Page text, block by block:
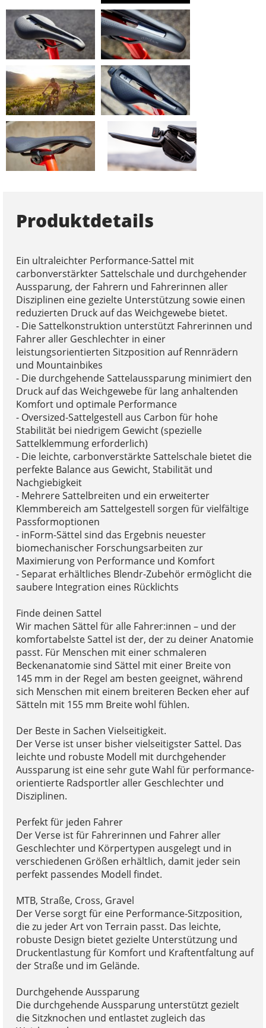
Produktdetails
Ein ultraleichter Performance-Sattel mit
carbonverstärkter Sattelschale und durchgehender
Aussparung, der Fahrern und Fahrerinnen aller
Disziplinen eine gezielte Unterstützung sowie einen
reduzierten Druck auf das Weichgewebe bietet.
- Die Sattelkonstruktion unterstützt Fahrerinnen und
Fahrer aller Geschlechter in einer
leistungsorientierten Sitzposition auf Rennrädern
und Mountainbikes
- Die durchgehende Sattelaussparung minimiert den
Druck auf das Weichgewebe für lang anhaltenden
Komfort und optimale Performance
- Oversized-Sattelgestell aus Carbon für hohe
Stabilität bei niedrigem Gewicht (spezielle
Sattelklemmung erforderlich)
- Die leichte, carbonverstärkte Sattelschale bietet die
perfekte Balance aus Gewicht, Stabilität und
Nachgiebigkeit
- Mehrere Sattelbreiten und ein erweiterter
Klemmbereich am Sattelgestell sorgen für vielfältige
Passformoptionen
- inForm-Sättel sind das Ergebnis neuester
biomechanischer Forschungsarbeiten zur
Maximierung von Performance und Komfort
- Separat erhältliches Blendr-Zubehör ermöglicht die
saubere Integration eines Rücklichts
Finde deinen Sattel
Wir machen Sättel für alle Fahrer:innen – und der
komfortabelste Sattel ist der, der zu deiner Anatomie
passt. Für Menschen mit einer schmaleren
Beckenanatomie sind Sättel mit einer Breite von
145 mm in der Regel am besten geeignet, während
sich Menschen mit einem breiteren Becken eher auf
Sätteln mit 155 mm Breite wohl fühlen.
Der Beste in Sachen Vielseitigkeit.
Der Verse ist unser bisher vielseitigster Sattel. Das
leichte und robuste Modell mit durchgehender
Aussparung ist eine sehr gute Wahl für performance-
orientierte Radsportler aller Geschlechter und
Disziplinen.
Perfekt für jeden Fahrer
Der Verse ist für Fahrerinnen und Fahrer aller
Geschlechter und Körpertypen ausgelegt und in
verschiedenen Größen erhältlich, damit jeder sein
perfekt passendes Modell findet.
MTB, Straße, Cross, Gravel
Der Verse sorgt für eine Performance-Sitzposition,
die zu jeder Art von Terrain passt. Das leichte,
robuste Design bietet gezielte Unterstützung und
Druckentlastung für Komfort und Kraftentfaltung auf
der Straße und im Gelände.
Durchgehende Aussparung
Die durchgehende Aussparung unterstützt gezielt
die Sitzknochen und entlastet zugleich das